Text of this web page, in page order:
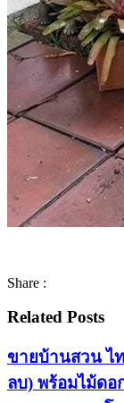
Share :
Related Posts
ขายบ้านสวน ไ
ลบ) พร้อมไม้ดอ